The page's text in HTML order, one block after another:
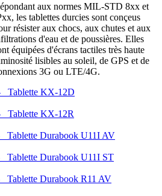
aux normes MIL-STD 8xx et
les tablettes durcies sont conçeus
résister aux chocs, aux chutes et aux
d'eau et de poussières. Elles
équipées d'écrans tactiles très haute
lisibles au soleil, de GPS et de
3G ou LTE/4G.
KX-12D
KX-12R
Durabook U11I AV
Durabook U11I ST
Durabook R11 AV